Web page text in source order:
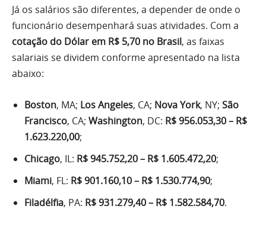
Já os salários são diferentes, a depender de onde o
funcionário desempenhará suas atividades. Com a
cotação do Dólar em R$ 5,70 no Brasil, as faixas
salariais se dividem conforme apresentado na lista
abaixo:
Boston, MA; Los Angeles, CA; Nova York, NY; São
Francisco, CA; Washington, DC: R$ 956.053,30 – R$
1.623.220,00;
Chicago, IL: R$ 945.752,20 – R$ 1.605.472,20;
Miami, FL: R$ 901.160,10 – R$ 1.530.774,90;
Filadélfia, PA: R$ 931.279,40 – R$ 1.582.584,70.